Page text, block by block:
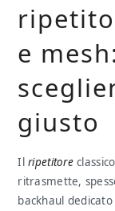
e
giusto
Ilripetitore
ritrasmette,
backhaul